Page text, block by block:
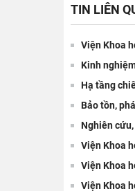
TIN LIÊN
Viện Khoa
Kinh
Hạ tầng
Bảo tồn,
Nghiên
Viện Khoa
Viện Khoa
Viện Khoa